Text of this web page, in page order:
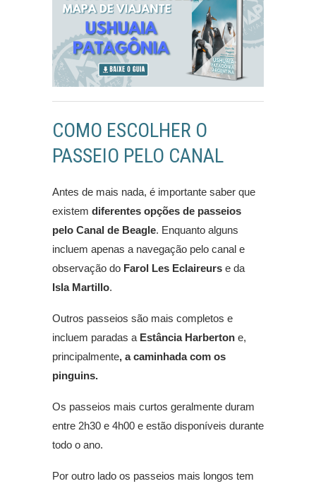
COMO ESCOLHER O
PASSEIO PELO CANAL
Antes de mais nada, é importante saber que
existem diferentes opções de passeios
pelo Canal de Beagle. Enquanto alguns
incluem apenas a navegação pelo canal e
observação do Farol Les Eclaireurs e da
Isla Martillo.
Outros passeios são mais completos e
incluem paradas a Estância Harberton e,
principalmente, a caminhada com os
pinguins.
Os passeios mais curtos geralmente duram
entre 2h30 e 4h00 e estão disponíveis durante
todo o ano.
Por outro lado os passeios mais longos tem